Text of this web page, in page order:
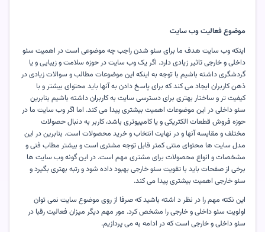
موضوع فعالیت وب سایت
اینکه وب سایت هدف ما برای سئو شدن راجب چه موضوعی است در اهمیت سئو
داخلی و خارجی تاثیر زیادی دارد. اگر یک وب سایت در حوزه سلامت و زیبایی و یا
گردشگری داشته باشیم با توجه به اینکه این موضوعات مطالب و سوالات زیادی در
ذهن کاربران ایجاد می کند که برای پاسخ دادن به آنها باید محتوای بیشتر و با
کیفیت تر و ساختار بهتری برای دسترسی سایت به کاربران داشته باشیم بنابرین
سئو داخلی در این موضوعات اهمیت بیشتری پیدا می کند. اما اگر وب سایت ما در
حوزه فروش قطعات الکتریکی و یا کامپیوتری باشد، کاربر به دنبال حصولات
مختلف و مقایسه آنها و در نهایت انتخاب و خرید محصولات است. بنابرین در این
مدل سایت ها محتوای متنی کمتر قابل توجه مشتری است و بیشتر مطاب فنی و
مشخصات و انواع محصولات برای مشتری مهم است. در این گونه وب سایت ها
برخی از صفحات باید با تقویت سئو خارجی بهبود داده شود و رتبه بهتری بگیرد و
سئو خارجی اهمیت بیشتری پیدا می کند.
این نکته مهم را در نظر د اشته باشید که صرفا از روی موضوع سایت نمی توان
اولویت سئو داخلی و خارجی را مشخص کرد. مور مهم دیگر میزان فعالیت رقبا در
سئو داخلی و خارجی است که در ادامه به می پردازیم.